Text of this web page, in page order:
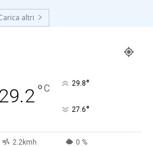
altri
29.2°C 29.8°
27.6°
2.2kmh 0 %